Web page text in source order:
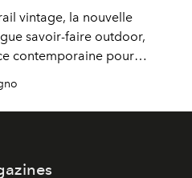
vintage, la nouvelle
savoir-faire outdoor,
contemporaine pour
du quotidien.